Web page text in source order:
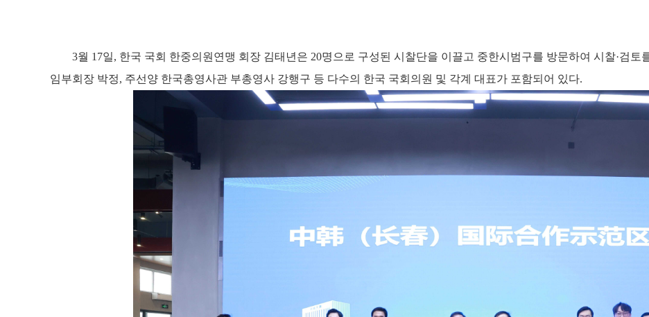
3월 17일, 한국 국회 한중의원연맹 회장 김태년은 20명으로 구성된 시찰단을 이끌고 중한시범구를 방문하여 시찰·검토
임부회장 박정, 주선양 한국총영사관 부총영사 강행구 등 다수의 한국 국회의원 및 각계 대표가 포함되어 있다.